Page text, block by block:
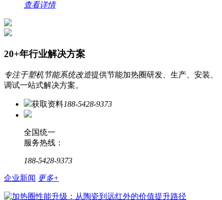
查看详情
20+年行业解决方案
专注于塑机节能系统改造提供节能加热圈研发、生产、安装、
调试一站式解决方案。
获取资料188-5428-9373
全国统一
服务热线：
188-5428-9373
企业新闻 更多+